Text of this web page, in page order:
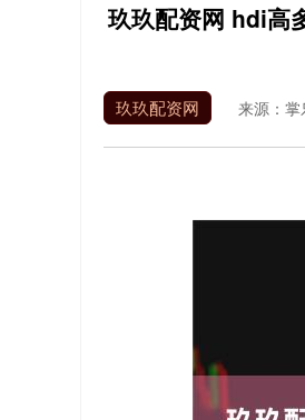
玖玖配资网 hdi高
玖玖配资网 来源：掌